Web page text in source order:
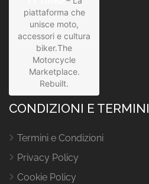
piattaforma che
unisce moto,
accessori e cultura
biker.The
Motorcycle
Marketplace.
Rebuilt.
CONDIZIONI E TERMINI
Termini e Condizioni
Privacy Policy
Cookie Policy